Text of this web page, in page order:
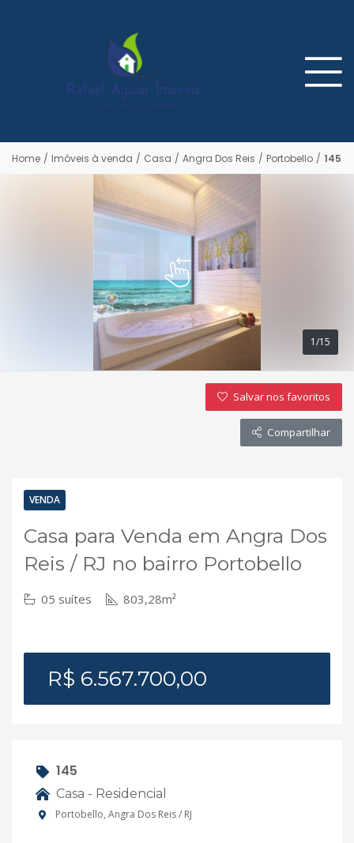
Home / Imóveis à venda / Casa / Angra Dos Reis / Portobello / 145
1/15
Salvar nos favoritos
Compartilhar
VENDA
Casa para Venda em Angra Dos
Reis / RJ no bairro Portobello
05 suítes 803,28m²
R$ 6.567.700,00
145
Casa - Residencial
Portobello, Angra Dos Reis / RJ